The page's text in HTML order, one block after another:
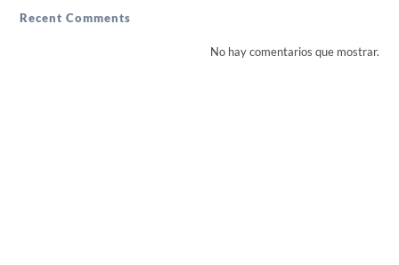
Recent Comments
No hay comentarios que mostrar.